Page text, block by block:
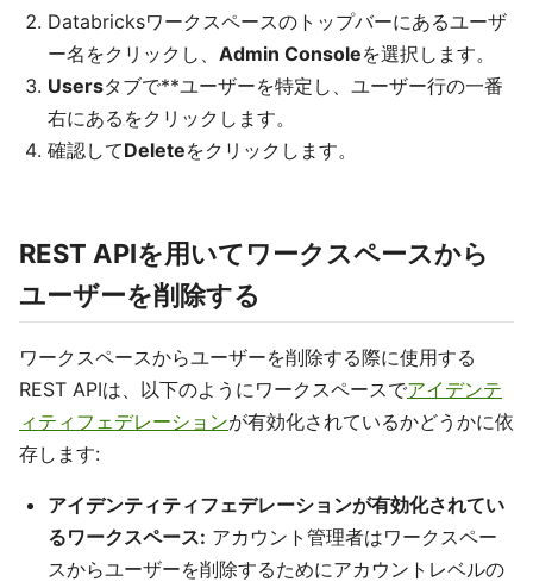
Databricksワークスペースのトップバーにあるユーザ
ー名をクリックし、 Admin Consoleを選択します。
Usersタブで**ユーザーを特定し、ユーザー行の一番
右にあるをクリックします。
確認してDeleteをクリックします。
REST APIを用いてワークスペースから
ユーザーを削除する
ワークスペースからユーザーを削除する際に使用する
REST APIは、以下のようにワークスペースでアイデンテ
ィティフェデレーションが有効化されているかどうかに依
存します:
アイデンティティフェデレーションが有効化されてい
るワークスペース: アカウント管理者はワークスペー
スからユーザーを削除するためにアカウントレベルの